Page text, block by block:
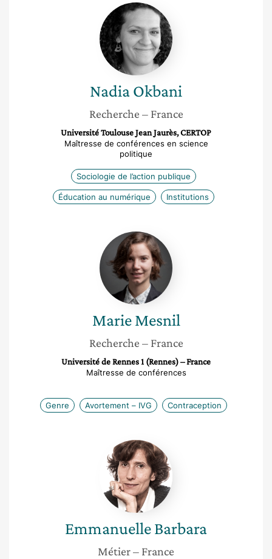
Nadia
Okbani
NadiaOkbani
Recherche – France
Université Toulouse Jean Jaurès, CERTOP
Maîtresse de conférences en science
politique
Sociologie de l’action publique
Éducation au numérique Institutions
Marie
Mesnil
Marie Mesnil
Recherche – France
Université de Rennes 1 (Rennes) – France
Maîtresse de conférences
Genre Avortement – IVG Contraception
Emmanuelle
Barbara
EmmanuelleBarbara
Métier– France